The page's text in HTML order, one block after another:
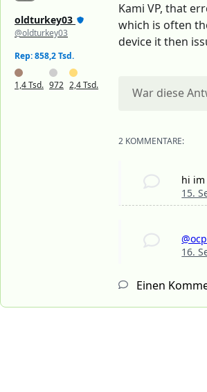
oldturkey03
@oldturkey03
Rep: 858,2 Tsd.
1,4 Tsd. 972 2,4 Tsd.
Kami VP, that
which is often
device it then
War diese
2 KOMMENTARE:
hi
15.
16.
Einen